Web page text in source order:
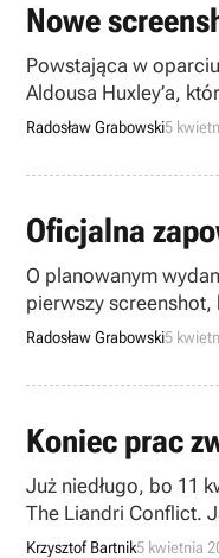
Nowe
Powstająca w
Aldousa Huxley’a,
developerów z firmy
Radosław Grabowski5
Oficjalna
O planowanym
pierwszy screenshot,
jakości, okraszone
Radosław Grabowski5
Koniec prac
Już niedługo, bo 11
The Liandri Conflict.
płyta-matka wysłana
Krzysztof Bartnik5 kwietnia